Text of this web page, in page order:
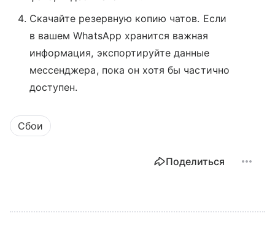
Скачайте резервную копию чатов. Если
в вашем WhatsApp хранится важная
информация, экспортируйте данные
мессенджера, пока он хотя бы частично
доступен.
Сбои
Поделиться